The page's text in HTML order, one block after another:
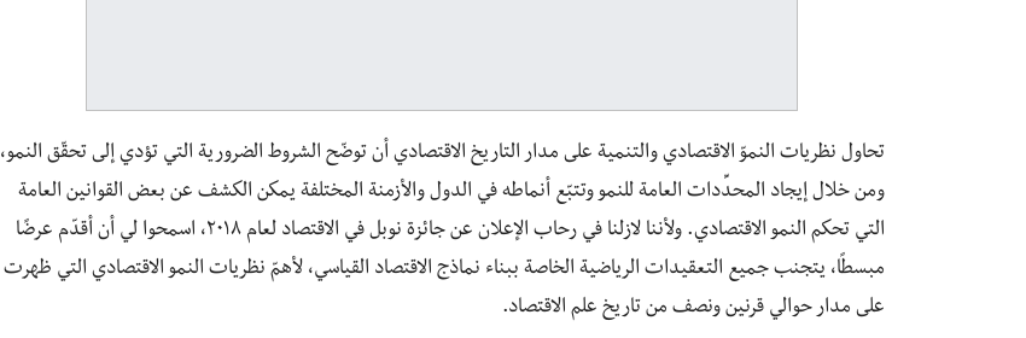
تحاول نظريات النموّ الاقتصادي والتنمية على مدار التاريخ الاقتصادي أن توضّح الشروط الضرورية التي تؤدي إلى تحقّق النمو،
ومن خلال إيجاد المحدِّدات العامة للنمو وتتبّع أنماطه في الدول والأزمنة المختلفة يمكن الكشف عن بعض القوانين العامة
التي تحكم النمو الاقتصادي. ولأننا لازلنا في رحاب الإعلان عن جائزة نوبل في الاقتصاد لعام ٢٠١٨، اسمحوا لي أن أقدّم عرضًا
مبسطًا، يتجنب جميع التعقيدات الرياضية الخاصة ببناء نماذج الاقتصاد القياسي، لأهمّ نظريات النمو الاقتصادي التي ظهرت
على مدار حوالي قرنين ونصف من تاريخ علم الاقتصاد.